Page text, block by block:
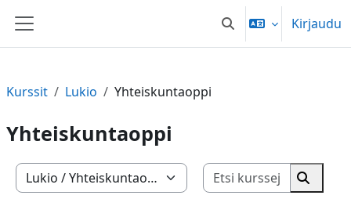
Sivupaneeli Vaihda hakusyöttöä
Kirjaudu
Kurssit Lukio Yhteiskuntaoppi
Yhteiskuntaoppi
Kurssikategoriat
Etsi
Etsi